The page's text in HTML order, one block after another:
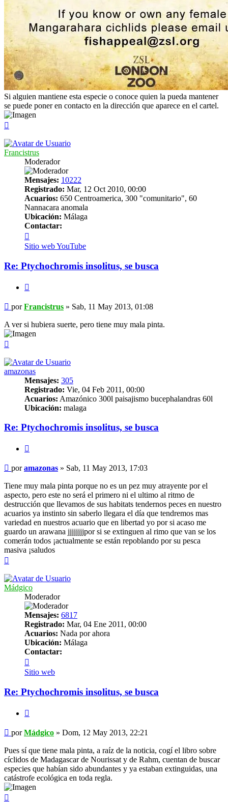
Si alguien mantiene esta especie o conoce quien la pueda mantener
se puede poner en contacto en la dirección que aparece en el cartel.
Francistrus
Moderador
Mensajes: 10222
Registrado: Mar, 12 Oct 2010, 00:00
Acuarios: 650 Centroamerica, 300 "comunitario", 60
Nannacara anomala
Ubicación: Málaga
Contactar:
Francistrus
Sitio webYouTube
Re: Ptychochromis insolitus, se busca
Mensaje
porFrancistrus » Sab, 11 May 2013, 01:08
A ver si hubiera suerte, pero tiene muy mala pinta.
amazonas
Mensajes: 305
Registrado: Vie, 04 Feb 2011, 00:00
Acuarios: Amazónico 300l paisajismo bucephalandras 60l
Ubicación: malaga
Re: Ptychochromis insolitus, se busca
Mensaje
poramazonas » Sab, 11 May 2013, 17:03
Tiene muy mala pinta porque no es un pez muy atrayente por el
aspecto, pero este no será el primero ni el ultimo al ritmo de
destrucción que llevamos de sus habitats tendernos peces en nuestro
acuarios ya instinto sin saberlo llegara el día que tendremos mas
variedad en nuestros acuario que en libertad yo por si acaso me
guardo un arawana jjjjjjjjpor si se extinguen al rimo que van se los
comerán todos ¡actualmente se están repoblando por su pesca
masiva ¡saludos
Mádgico
Moderador
Mensajes: 6817
Registrado: Mar, 04 Ene 2011, 00:00
Acuarios: Nada por ahora
Ubicación: Málaga
Contactar:
Mádgico
Sitio web
Re: Ptychochromis insolitus, se busca
Mensaje
porMádgico » Dom, 12 May 2013, 22:21
Pues sí que tiene mala pinta, a raíz de la noticia, cogí el libro sobre
cíclidos de Madagascar de Nourissat y de Rahm, cuentan de buscar
especies que habían sido abundantes y ya estaban extinguidas, una
catástrofe ecológica en toda regla.